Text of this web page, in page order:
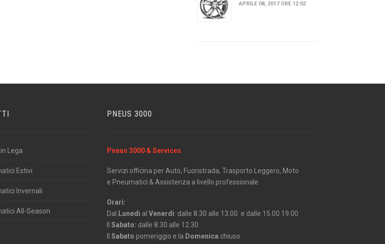
APRILE 08, 2017 ORE 12:02
Lega
Estivi
Invernali
All-Season
PNEUS 3000
Pneus 3000 & Services
Servizi officina per Auto, Fuoristrada, Trasporto Leggero, Moto
e Pneumatici & Assistenza a livello professionale.
Orari:
Dal
Lunedì al Venerdì: dalle 8.30 alle 13.00 e dalle 15.00 19.00
Sabato: dalle 8.30 alle 12.30
Sabato pomeriggio e la Domenica chiuso.